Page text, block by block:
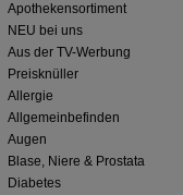
Apothekensortiment
NEU bei uns
Aus der TV-Werbung
Preisknüller
Allergie
Allgemeinbefinden
Augen
Blase, Niere & Prostata
Diabetes